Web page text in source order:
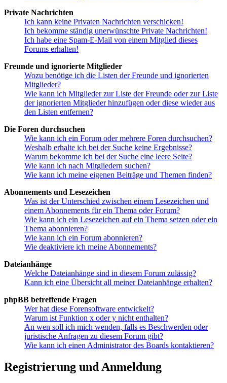
Private Nachrichten
Ich kann keine Privaten Nachrichten verschicken!
Ich bekomme ständig unerwünschte Private Nachrichten!
Ich habe eine Spam-E-Mail von einem Mitglied dieses
Forums erhalten!
Freunde und ignorierte Mitglieder
Wozu benötige ich die Listen der Freunde und ignorierten
Mitglieder?
Wie kann ich Mitglieder zur Liste der Freunde oder zur Liste
der ignorierten Mitglieder hinzufügen oder diese wieder aus
den Listen entfernen?
Die Foren durchsuchen
Wie kann ich ein Forum oder mehrere Foren durchsuchen?
Weshalb erhalte ich bei der Suche keine Ergebnisse?
Warum bekomme ich bei der Suche eine leere Seite?
Wie kann ich nach Mitgliedern suchen?
Wie kann ich meine eigenen Beiträge und Themen finden?
Abonnements und Lesezeichen
Was ist der Unterschied zwischen einem Lesezeichen und
einem Abonnements für ein Thema oder Forum?
Wie kann ich ein Lesezeichen auf ein Thema setzen oder ein
Thema abonnieren?
Wie kann ich ein Forum abonnieren?
Wie deaktiviere ich meine Abonnements?
Dateianhänge
Welche Dateianhänge sind in diesem Forum zulässig?
Kann ich eine Übersicht all meiner Dateianhänge erhalten?
phpBB betreffende Fragen
Wer hat diese Forensoftware entwickelt?
Warum ist Funktion x oder y nicht enthalten?
An wen soll ich mich wenden, falls es Beschwerden oder
juristische Anfragen zu diesem Forum gibt?
Wie kann ich einen Administrator des Boards kontaktieren?
Registrierung und Anmeldung